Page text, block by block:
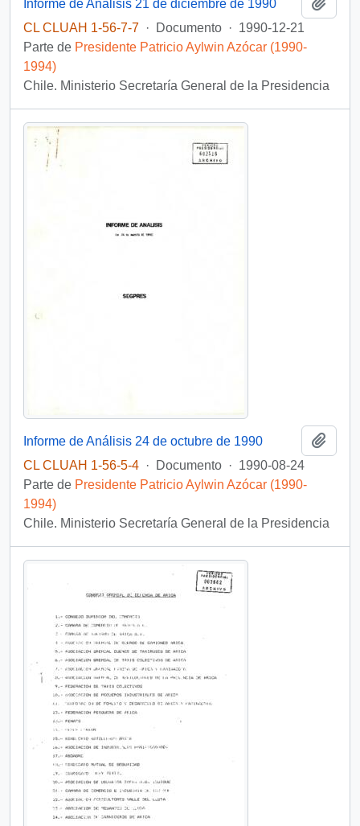
Informe de Análisis 21 de diciembre de 1990
CL CLUAH 1-56-7-7 · Documento · 1990-12-21
Parte de Presidente Patricio Aylwin Azócar (1990-
1994)
Chile. Ministerio Secretaría General de la Presidencia
Informe de Análisis 24 de octubre de 1990
CL CLUAH 1-56-5-4 · Documento · 1990-08-24
Parte de Presidente Patricio Aylwin Azócar (1990-
1994)
Chile. Ministerio Secretaría General de la Presidencia